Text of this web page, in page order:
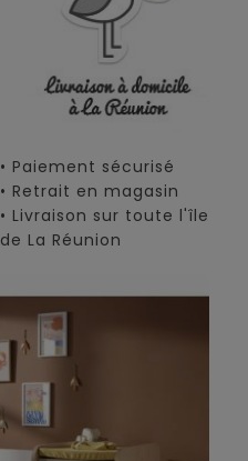
• Paiement sécurisé
• Retrait en magasin
• Livraison sur toute l'île
de La Réunion